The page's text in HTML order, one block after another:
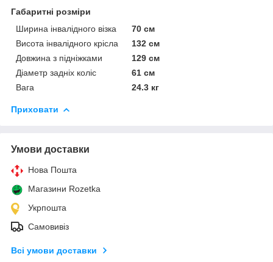
Габаритні розміри
Ширина інвалідного візка
70 см
Висота інвалідного крісла
132 см
Довжина з підніжками
129 см
Діаметр задніх коліс
61 см
Вага
24.3 кг
Приховати
Умови доставки
Нова Пошта
Магазини Rozetka
Укрпошта
Самовивіз
Всі умови доставки